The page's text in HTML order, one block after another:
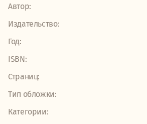
Автор:
Издательство:
Год:
ISBN:
Страниц:
Тип обложки:
Категории: